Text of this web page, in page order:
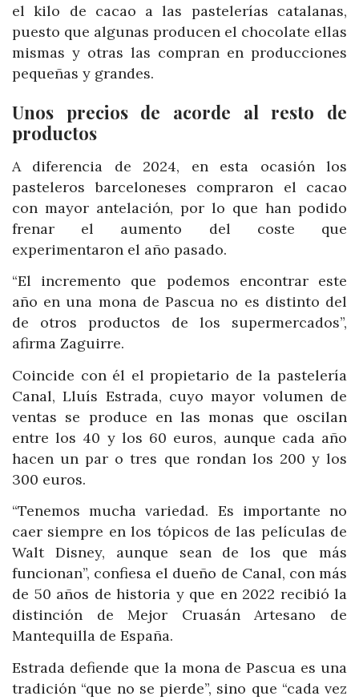
el kilo de cacao a las pastelerías catalanas,
puesto que algunas producen el chocolate ellas
mismas y otras las compran en producciones
pequeñas y grandes.
Unos precios de acorde al resto de
productos
A diferencia de 2024, en esta ocasión los
pasteleros barceloneses compraron el cacao
con mayor antelación, por lo que han podido
frenar el aumento del coste que
experimentaron el año pasado.
“El incremento que podemos encontrar este
año en una mona de Pascua no es distinto del
de otros productos de los supermercados”,
afirma Zaguirre.
Coincide con él el propietario de la pastelería
Canal, Lluís Estrada, cuyo mayor volumen de
ventas se produce en las monas que oscilan
entre los 40 y los 60 euros, aunque cada año
hacen un par o tres que rondan los 200 y los
300 euros.
“Tenemos mucha variedad. Es importante no
caer siempre en los tópicos de las películas de
Walt Disney, aunque sean de los que más
funcionan”, confiesa el dueño de Canal, con más
de 50 años de historia y que en 2022 recibió la
distinción de Mejor Cruasán Artesano de
Mantequilla de España.
Estrada defiende que la mona de Pascua es una
tradición “que no se pierde”, sino que “cada vez